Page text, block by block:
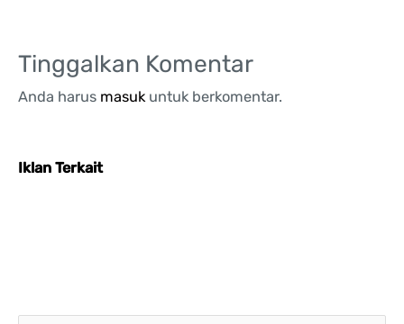
Tinggalkan Komentar
Anda harus masuk untuk berkomentar.
Iklan Terkait